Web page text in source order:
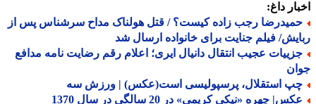
داغ:
رجب زاده کیست؟ / قتل هولناک مداح سرشناس پس از
فیلم جنایت برای خانواده ارسال شد
عجیب انتقال دانیال ایری؛ اعلام رقم رضایت نامه مدافع
استقلال، پرسپولیسی است(عکس) | ورزش سه
چهره «نیکی کریمی» در 20 سالگی در سال 1370